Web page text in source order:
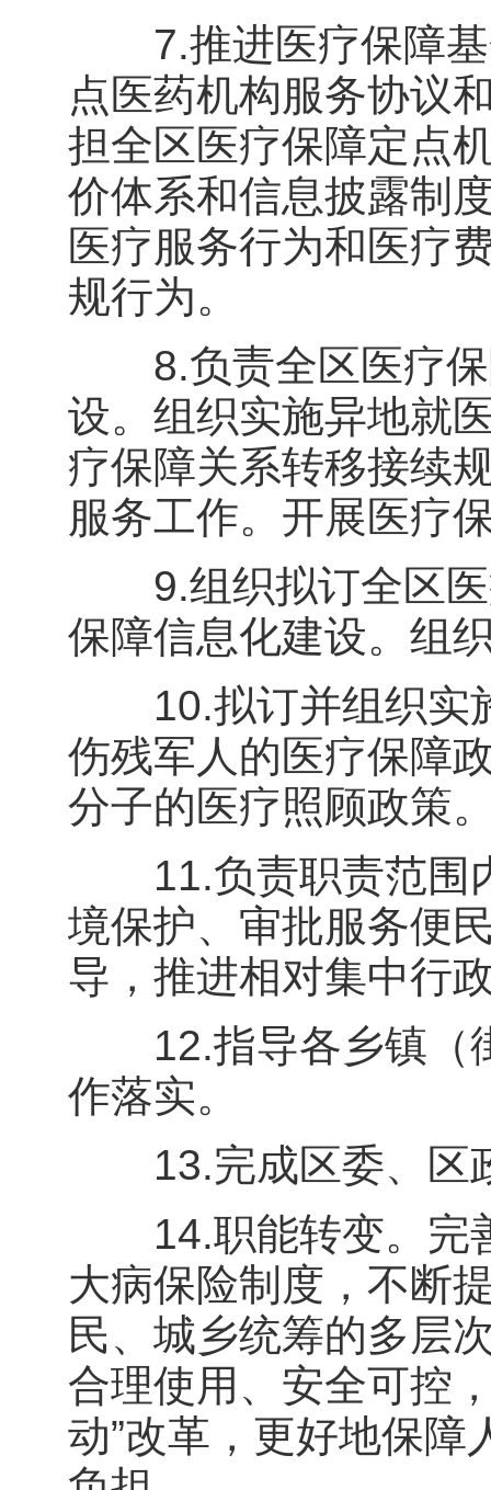
7.推进医疗保障基
点医药机构服务协议
担全区医疗保障定点
价体系和信息披露制
医疗服务行为和医疗
规行为。
8.负责全区医疗保
设。组织实施异地就
疗保障关系转移接续
服务工作。开展医疗
9.组织拟订全区医
保障信息化建设。组
10.拟订并组织实
伤残军人的医疗保障
分子的医疗照顾政策
11.负责职责范围
境保护、审批服务便
导，推进相对集中行
12.指导各乡镇（
作落实。
13.完成区委、区
14.职能转变。完
大病保险制度，不断
民、城乡统筹的多层
合理使用、安全可控
动”改革，更好地保